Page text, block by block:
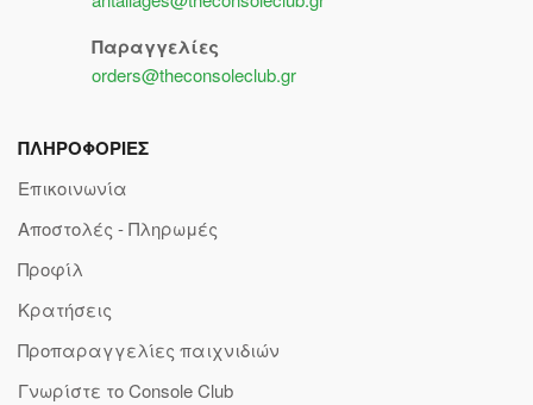
Παραγγελίες
orders@theconsoleclub.gr
ΠΛΗΡΟΦΟΡΙΕΣ
Επικοινωνία
Αποστολές - Πληρωμές
Προφίλ
Κρατήσεις
Προπαραγγελίες παιχνιδιών
Γνωρίστε το Console Club